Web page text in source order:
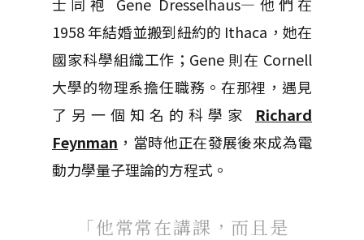
1958 年結婚並搬到紐約的 Ithaca，她在
國家科學組織工作；Gene 則在 Cornell
大學的物理系擔任職務。在那裡，遇見
了另一個知名的科學家 Richard
Feynman ，當時他正在發展後來成為電
動力學量子理論的方程式。
「他常常在講課，而且是